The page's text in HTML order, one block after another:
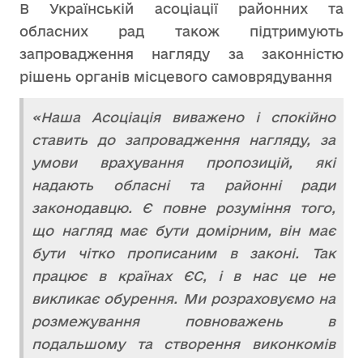
В Українській асоціації районних та
обласних рад також підтримують
запровадження нагляду за законністю
рішень органів місцевого самоврядування
«Наша Асоціація виважено і спокійно
ставить до запровадження нагляду, за
умови врахування пропозицій, які
надають обласні та районні ради
законодавцю. Є повне розуміння того,
що нагляд має бути домірним, він має
бути чітко прописаним в законі. Так
працює в країнах ЄС, і в нас це не
викликає обурення. Ми розраховуємо на
розмежування повноважень в
подальшому та створення виконкомів